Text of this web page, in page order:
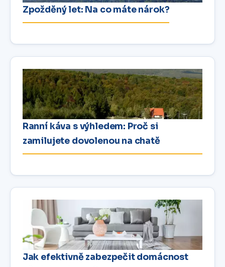
Zpožděný let: Na co máte nárok?
Ranní káva s výhledem: Proč si
zamilujete dovolenou na chatě
Jak efektivně zabezpečit domácnost